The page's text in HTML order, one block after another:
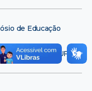
de Educação
Fronteiras na UFRJ